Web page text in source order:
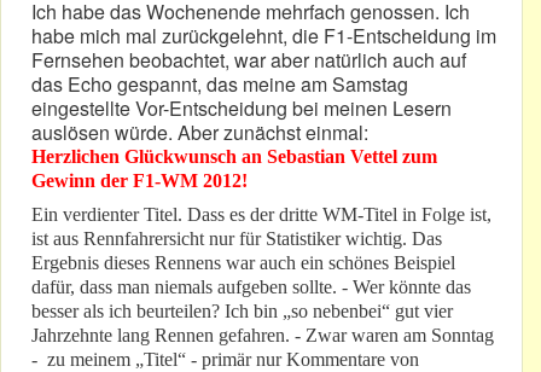
Ich habe das Wochenende mehrfach genossen. Ich
habe mich mal zurückgelehnt, die F1-Entscheidung im
Fernsehen beobachtet, war aber natürlich auch auf
das Echo gespannt, das meine am Samstag
eingestellte Vor-Entscheidung bei meinen Lesern
auslösen würde. Aber zunächst einmal:
Herzlichen Glückwunsch an Sebastian Vettel zum
Gewinn der F1-WM 2012!
Ein verdienter Titel. Dass es der dritte WM-Titel in Folge ist,
ist aus Rennfahrersicht nur für Statistiker wichtig. Das
Ergebnis dieses Rennens war auch ein schönes Beispiel
dafür, dass man niemals aufgeben sollte. - Wer könnte das
besser als ich beurteilen? Ich bin „so nebenbei“ gut vier
Jahrzehnte lang Rennen gefahren. - Zwar waren am Sonntag
- zu meinem „Titel“ - primär nur Kommentare von